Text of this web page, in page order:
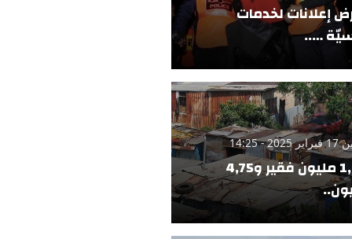
إعلانات لخدمات
…..
- 14:25
1,42 مليون فقير و4,75